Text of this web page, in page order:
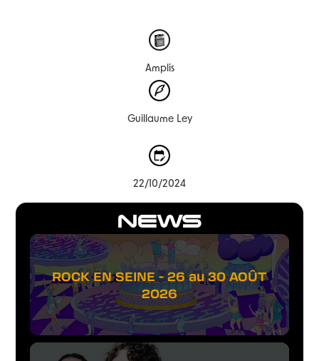
NEWS
ROCK EN SEINE - 26 au 30 AOÛT
2026
Amplis
Guillaume Ley
22/10/2024